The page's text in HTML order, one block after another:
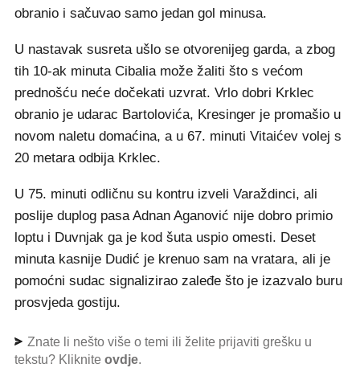
obranio i sačuvao samo jedan gol minusa.
U nastavak susreta ušlo se otvorenijeg garda, a zbog
tih 10-ak minuta Cibalia može žaliti što s većom
prednošću neće dočekati uzvrat. Vrlo dobri Krklec
obranio je udarac Bartolovića, Kresinger je promašio u
novom naletu domaćina, a u 67. minuti Vitaićev volej s
20 metara odbija Krklec.
U 75. minuti odličnu su kontru izveli Varaždinci, ali
poslije duplog pasa Adnan Aganović nije dobro primio
loptu i Duvnjak ga je kod šuta uspio omesti. Deset
minuta kasnije Dudić je krenuo sam na vratara, ali je
pomoćni sudac signalizirao zaleđe što je izazvalo buru
prosvjeda gostiju.
Znate li nešto više o temi ili želite prijaviti grešku u
tekstu? Kliknite ovdje.